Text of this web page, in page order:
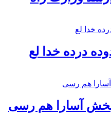
درده خدا لع
بخش آسارا هم رسی